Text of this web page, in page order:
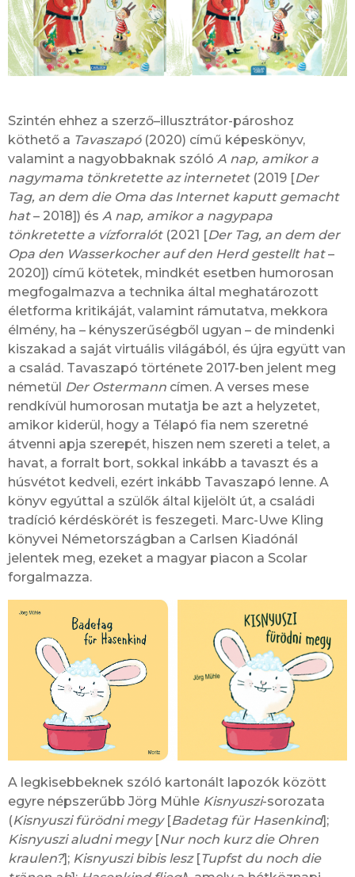
Szintén ehhez a szerző–illusztrátor-pároshoz
köthető a Tavaszapó(2020) című képeskönyv,
valamint a nagyobbaknak szóló A nap, amikor a
nagymama tönkretette az internetet(2019 [Der
Tag, an dem die Oma das Internet kaputt gemacht
hat– 2018]) és A nap, amikor a nagypapa
tönkretette a vízforralót(2021 [Der Tag, an dem der
Opa den Wasserkocher auf den Herd gestellt hat–
2020]) című kötetek, mindkét esetben humorosan
megfogalmazva a technika által meghatározott
életforma kritikáját, valamint rámutatva, mekkora
élmény, ha – kényszerűségből ugyan – de mindenki
kiszakad a saját virtuális világából, és újra együtt van
a család. Tavaszapó története 2017-ben jelent meg
németül Der Ostermann címen. A verses mese
rendkívül humorosan mutatja be azt a helyzetet,
amikor kiderül, hogy a Télapó fia nem szeretné
átvenni apja szerepét, hiszen nem szereti a telet, a
havat, a forralt bort, sokkal inkább a tavaszt és a
húsvétot kedveli, ezért inkább Tavaszapó lenne. A
könyv egyúttal a szülők által kijelölt út, a családi
tradíció kérdéskörét is feszegeti. Marc-Uwe Kling
könyvei Németországban a Carlsen Kiadónál
jelentek meg, ezeket a magyar piacon a Scolar
forgalmazza.
A legkisebbeknek szóló kartonált lapozók között
egyre népszerűbb Jörg Mühle Kisnyuszi-sorozata
(Kisnyuszi fürödni megy[Badetag für Hasenkind];
Kisnyuszi aludni megy[Nur noch kurz die Ohren
kraulen?]; Kisnyuszi bibis lesz[Tupfst du noch die